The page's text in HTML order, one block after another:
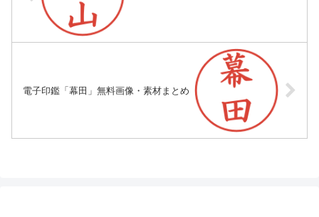
電子印鑑「幕田」無料画像・素材まとめ